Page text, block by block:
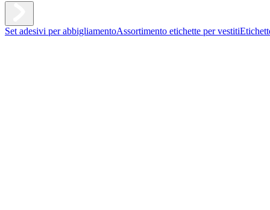
Set adesivi per abbigliamentoAssortimento etichette per vestiti